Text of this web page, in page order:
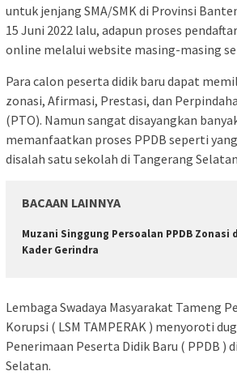
untuk jenjang SMA/SMK di Provinsi
15 Juni 2022 lalu, adapun proses
online melalui website masing-masing
Para calon peserta didik baru dapat
zonasi, Afirmasi, Prestasi, dan
(PTO). Namun sangat disayangkan
memanfaatkan proses PPDB seperti
disalah satu sekolah di Tangerang
BACAAN LAINNYA
Muzani Singgung Persoalan PPDB Zonasi
Kader Gerindra
Lembaga Swadaya Masyarakat Tameng
Korupsi ( LSM TAMPERAK ) menyoroti
Penerimaan Peserta Didik Baru ( PPDB )
Selatan.